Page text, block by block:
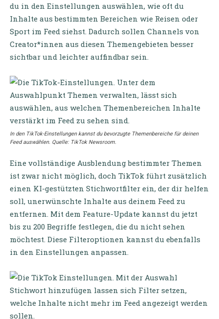
du in den Einstellungen auswählen, wie oft du
Inhalte aus bestimmten Bereichen wie Reisen oder
Sport im Feed siehst. Dadurch sollen Channels von
Creator*innen aus diesen Themengebieten besser
sichtbar und leichter auffindbar sein.
In den TikTok-Einstellungen kannst du bevorzugte Themenbereiche für deinen
Feed auswählen. Quelle: TikTok Newsroom.
Eine vollständige Ausblendung bestimmter Themen
ist zwar nicht möglich, doch TikTok führt zusätzlich
einen KI-gestützten Stichwortfilter ein, der dir helfen
soll, unerwünschte Inhalte aus deinem Feed zu
entfernen. Mit dem Feature-Update kannst du jetzt
bis zu 200 Begriffe festlegen, die du nicht sehen
möchtest. Diese Filteroptionen kannst du ebenfalls
in den Einstellungen anpassen.